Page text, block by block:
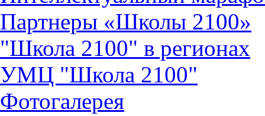
Партнеры «Школы 2100»
"Школа 2100" в регионах
УМЦ "Школа 2100"
Фотогалерея